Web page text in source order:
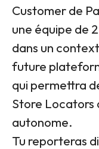
Customer de
une équipe de
dans un
future
qui permettra
Store Locators
autonome.
Tu reporteras